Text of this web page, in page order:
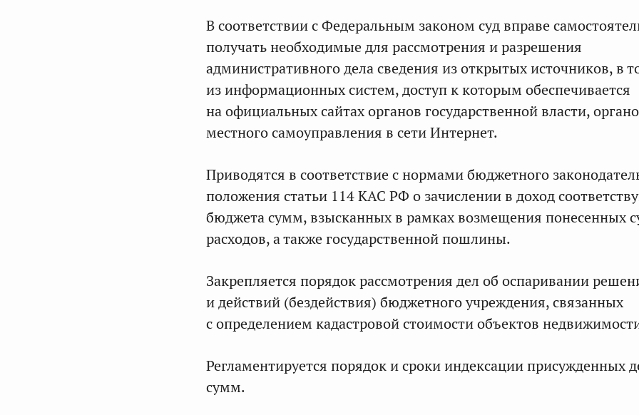
В соответствии с Федеральным законом суд вправе
получать необходимые для рассмотрения и разрешения
административного дела сведения из открытых источников, в
из информационных систем, доступ к которым обеспечивается
на официальных сайтах органов государственной власти,
местного самоуправления в сети Интернет.
Приводятся в соответствие с нормами бюджетного
положения статьи 114 КАС РФ о зачислении в доход
бюджета сумм, взысканных в рамках возмещения понесенных
расходов, а также государственной пошлины.
Закрепляется порядок рассмотрения дел об оспаривании
и действий (бездействия) бюджетного учреждения, связанных
с определением кадастровой стоимости объектов
Регламентируется порядок и сроки индексации присужденных
сумм.